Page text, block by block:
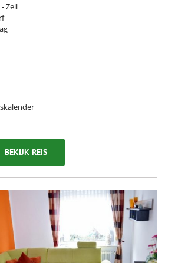
Zell
BEKIJK REIS